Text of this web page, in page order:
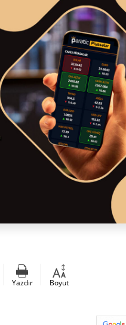
Yazdır Boyut